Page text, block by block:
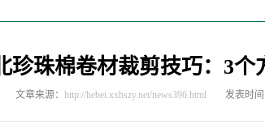
珍珠棉卷材裁剪技巧：3个
文章来源： http://hebei.xxhszy.net/news396.html 发表时间